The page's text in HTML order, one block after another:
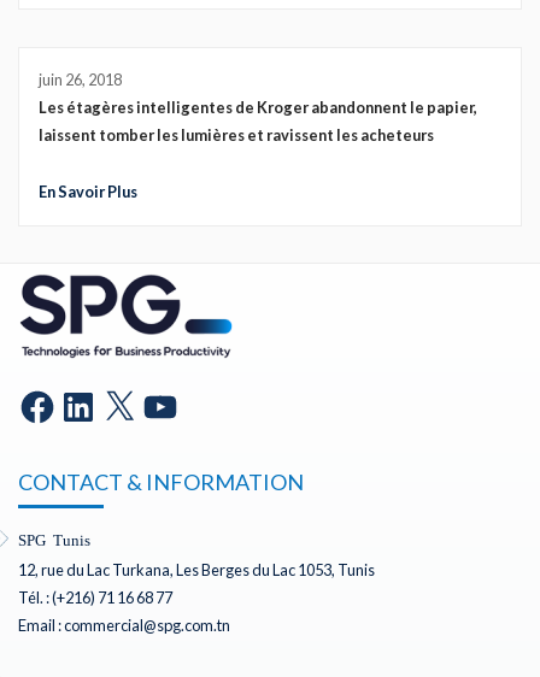
juin 26, 2018
Les étagères intelligentes de Kroger abandonnent le papier,
laissent tomber les lumières et ravissent les acheteurs
En Savoir Plus
CONTACT & INFORMATION
SPG Tunis
12, rue du Lac Turkana, Les Berges du Lac 1053, Tunis
Tél. : (+216) 71 16 68 77
Email : commercial@spg.com.tn